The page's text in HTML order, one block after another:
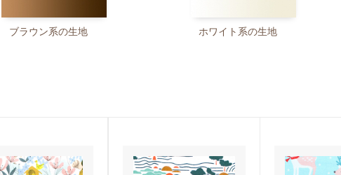
ブラウン系の生地 ホワイト系の生地